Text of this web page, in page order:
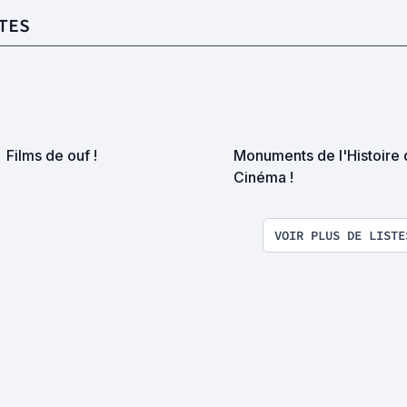
Films de ouf !
Monuments de l'Histoire
Cinéma !
VOIR PLUS DE